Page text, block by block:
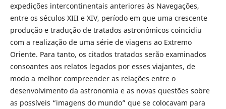
expedições intercontinentais anteriores às Navegações,
entre os séculos XIII e XIV, período em que uma crescente
produção e tradução de tratados astronômicos coincidiu
com a realização de uma série de viagens ao Extremo
Oriente. Para tanto, os citados tratados serão examinados
consoantes aos relatos legados por esses viajantes, de
modo a melhor compreender as relações entre o
desenvolvimento da astronomia e as novas questões sobre
as possíveis “imagens do mundo” que se colocavam para